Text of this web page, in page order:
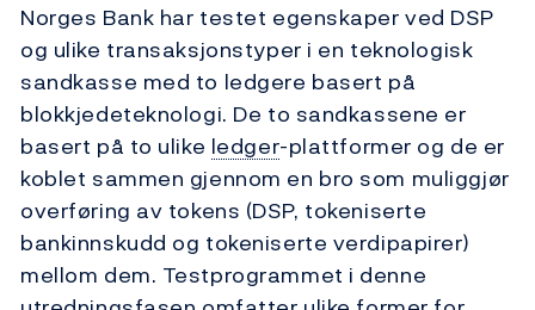
Norges Bank har testet egenskaper ved DSP
og ulike transaksjonstyper i en teknologisk
sandkasse med to ledgere basert på
blokkjedeteknologi. De to sandkassene er
basert på to ulike ledger-plattformer og de er
koblet sammen gjennom en bro som muliggjør
overføring av tokens (DSP, tokeniserte
bankinnskudd og tokeniserte verdipapirer)
mellom dem. Testprogrammet i denne